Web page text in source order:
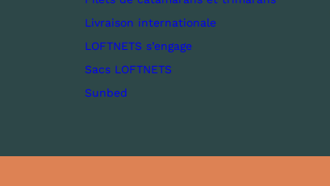
Livraison internationale
LOFTNETS s’engage
Sacs LOFTNETS
Sunbed